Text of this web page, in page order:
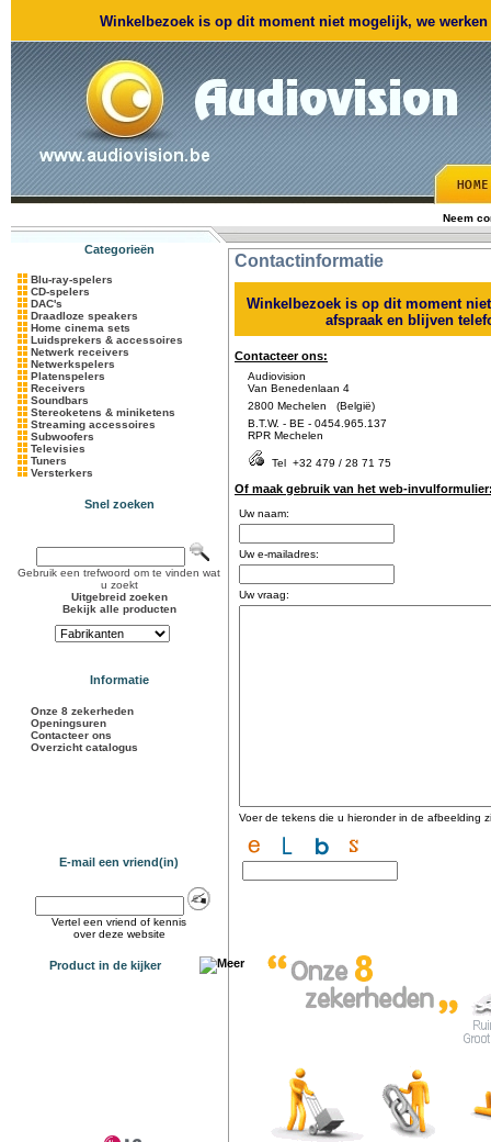
Winkelbezoek is op dit moment niet mogelijk, we
Neem
Categorieën
Blu-ray-spelers
CD-spelers
DAC's
Draadloze speakers
Home cinema sets
Luidsprekers & accessoires
Netwerk receivers
Netwerkspelers
Platenspelers
Receivers
Soundbars
Stereoketens & miniketens
Streaming accessoires
Subwoofers
Televisies
Tuners
Versterkers
Snel zoeken
Gebruik een trefwoord om te vinden wat
u zoekt
Uitgebreid zoeken
Bekijk alle producten
Informatie
Onze 8 zekerheden
Openingsuren
Contacteer ons
Overzicht catalogus
E-mail een vriend(in)
Vertel een vriend of kennis
over deze website
Product in de kijker
Contactinformatie
Winkelbezoek is op dit moment
afspraak en blijven
Contacteer ons:
Audiovision
Van Benedenlaan 4
2800 Mechelen (België)
B.T.W. - BE - 0454.965.137
RPR Mechelen
Tel +32 479 / 28 71 75
Of maak gebruik van het web-
Uw naam:
Uw e-mailadres:
Uw vraag:
Voer de tekens die u hieronder in de afbeelding